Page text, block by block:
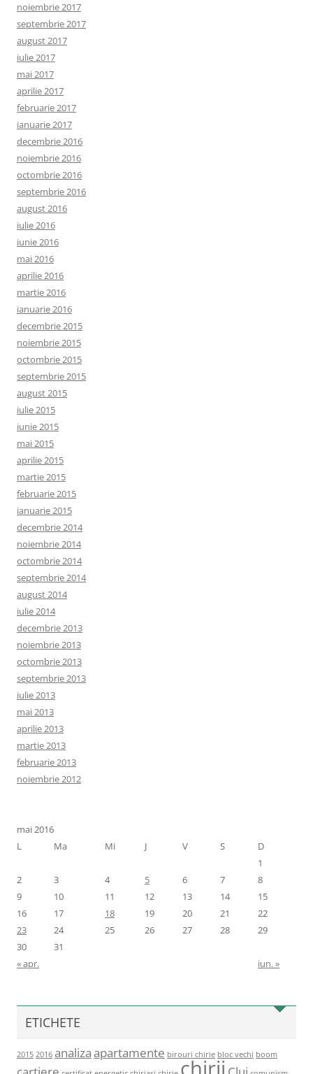
noiembrie 2017
septembrie 2017
august 2017
iulie 2017
mai 2017
aprilie 2017
februarie 2017
ianuarie 2017
decembrie 2016
noiembrie 2016
octombrie 2016
septembrie 2016
august 2016
iulie 2016
iunie 2016
mai 2016
aprilie 2016
martie 2016
ianuarie 2016
decembrie 2015
noiembrie 2015
octombrie 2015
septembrie 2015
august 2015
iulie 2015
iunie 2015
mai 2015
aprilie 2015
martie 2015
februarie 2015
ianuarie 2015
decembrie 2014
noiembrie 2014
octombrie 2014
septembrie 2014
august 2014
iulie 2014
decembrie 2013
noiembrie 2013
octombrie 2013
septembrie 2013
iulie 2013
mai 2013
aprilie 2013
martie 2013
februarie 2013
noiembrie 2012
mai 2016
L
Ma Mi J V S
D
1
2
3 4 5 6 7
8
9
10 11 12 13 14
15
16
17 18 19 20 21
22
23
24 25 26 27 28
29
30
31
« apr.
iun. »
ETICHETE
2015 2016 analizaapartamente birouri chirie bloc vechi boom